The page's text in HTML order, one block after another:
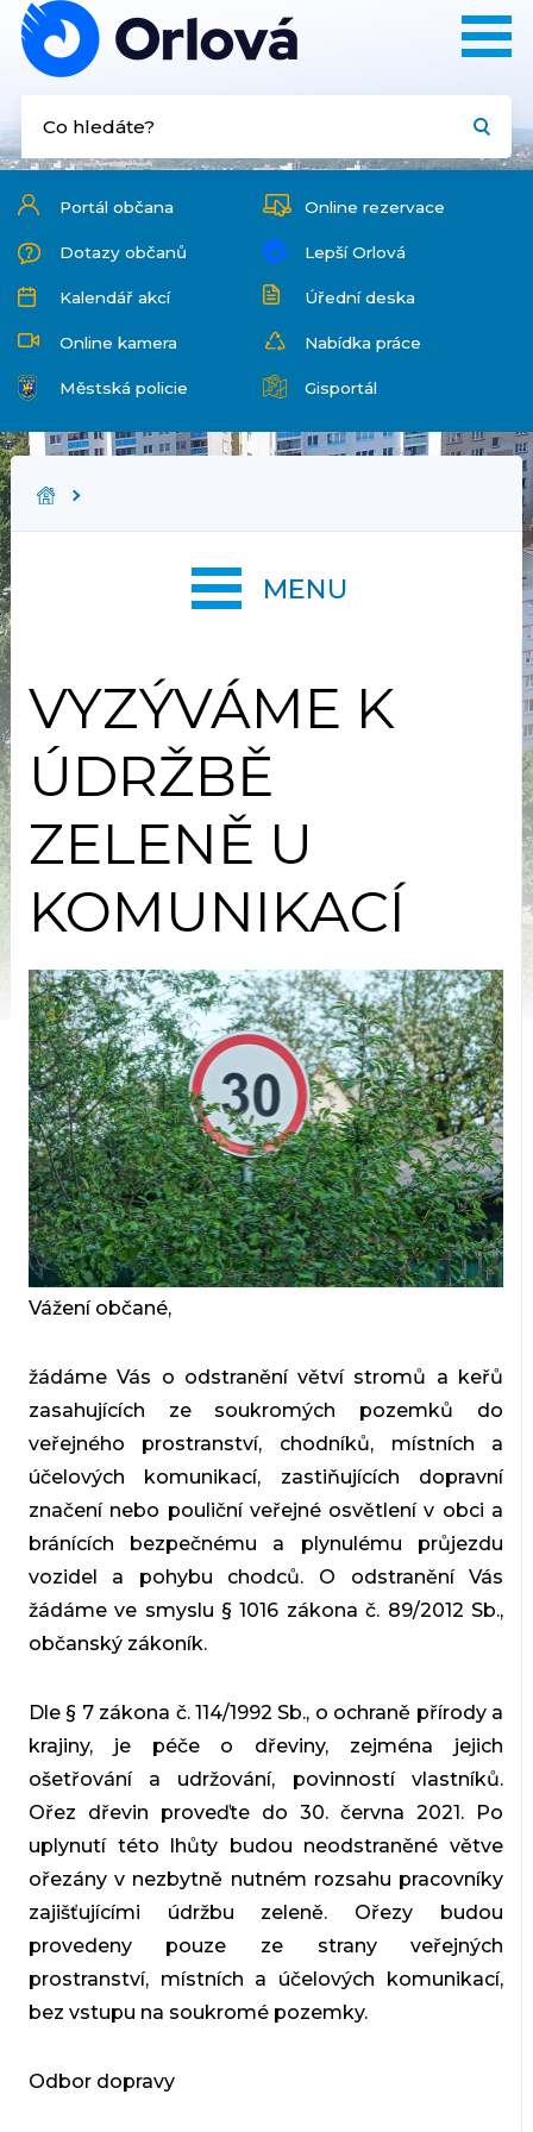
Portál občana Online rezervace
Dotazy občanů Lepší Orlová
Kalendář akcí Úřední deska
Online kamera Nabídka práce
Městská policie Gisportál
VYZÝVÁME K
ÚDRŽBĚ
ZELENĚ U
KOMUNIKACÍ
Vážení občané,
žádáme Vás o odstranění větví stromů a keřů
zasahujících ze soukromých pozemků do
veřejného prostranství, chodníků, místních a
účelových komunikací, zastiňujících dopravní
značení nebo pouliční veřejné osvětlení v obci a
bránících bezpečnému a plynulému průjezdu
vozidel a pohybu chodců. O odstranění Vás
žádáme ve smyslu § 1016 zákona č. 89/2012 Sb.,
občanský zákoník.
Dle § 7 zákona č. 114/1992 Sb., o ochraně přírody a
krajiny, je péče o dřeviny, zejména jejich
ošetřování a udržování, povinností vlastníků.
Ořez dřevin proveďte do 30. června 2021. Po
uplynutí této lhůty budou neodstraněné větve
ořezány v nezbytně nutném rozsahu pracovníky
zajišťujícími údržbu zeleně. Ořezy budou
provedeny pouze ze strany veřejných
prostranství, místních a účelových komunikací,
bez vstupu na soukromé pozemky.
Odbor dopravy
MENU